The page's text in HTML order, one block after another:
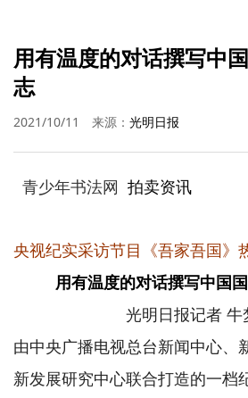
用有温度的对话撰写中
志
2021/10/11 来源： 光明日报
青少年书法网 拍卖资讯
央视纪实采访节目《吾家吾国》
用有温度的对话撰写中国
光明日报记者 牛
由中央广播电视总台新闻中心、
新发展研究中心联合打造的一档